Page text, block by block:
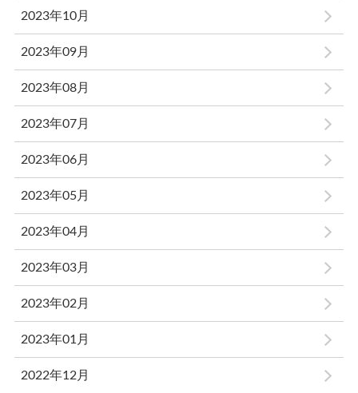
2023年10月
2023年09月
2023年08月
2023年07月
2023年06月
2023年05月
2023年04月
2023年03月
2023年02月
2023年01月
2022年12月